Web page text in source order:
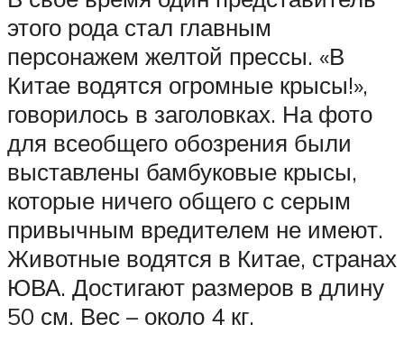
этого рода стал главным
персонажем желтой прессы. «В
Китае водятся огромные крысы!»,
говорилось в заголовках. На фото
для всеобщего обозрения были
выставлены бамбуковые крысы,
которые ничего общего с серым
привычным вредителем не имеют.
Животные водятся в Китае, странах
ЮВА. Достигают размеров в длину
50 см. Вес – около 4 кг.